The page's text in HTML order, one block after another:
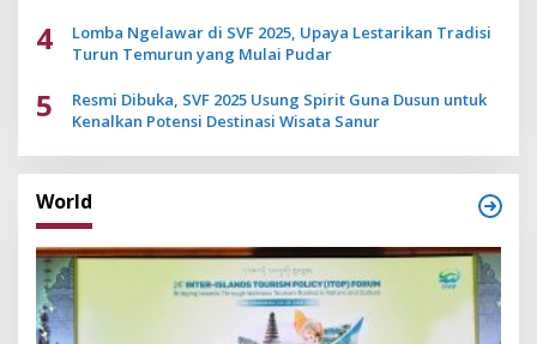
4
Lomba Ngelawar di SVF 2025, Upaya Lestarikan Tradisi
Turun Temurun yang Mulai Pudar
5
Resmi Dibuka, SVF 2025 Usung Spirit Guna Dusun untuk
Kenalkan Potensi Destinasi Wisata Sanur
World